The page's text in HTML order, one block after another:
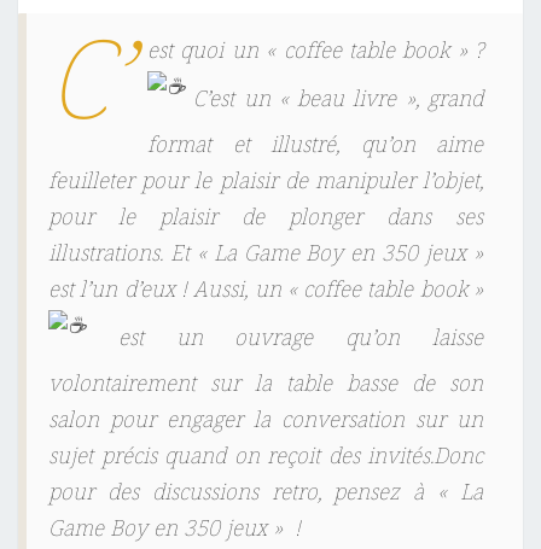
C’ est quoi un « coffee table book » ?
C’est un « beau livre », grand
format et illustré, qu’on aime
feuilleter pour le plaisir de manipuler l’objet,
pour le plaisir de plonger dans ses
illustrations. Et « La Game Boy en 350 jeux »
est l’un d’eux ! Aussi, un « coffee table book »
est un ouvrage qu’on laisse
volontairement sur la table basse de son
salon pour engager la conversation sur un
sujet précis quand on reçoit des invités.Donc
pour des discussions retro, pensez à « La
Game Boy en 350 jeux » !